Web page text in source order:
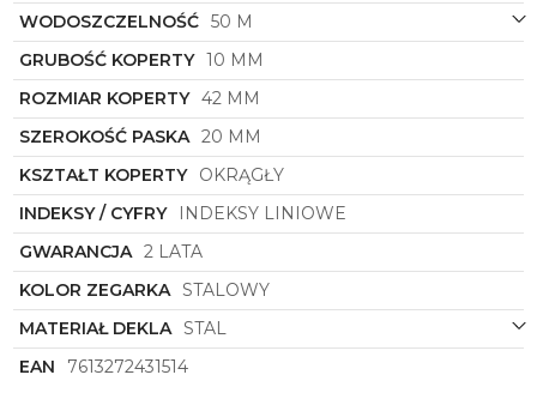
narzędzie do mierzenia czasu, ale także wyjątkowy
dodatek, który podkreśla osobisty styl i charakter
jego właściciela.
Dla mężczyzny, który ceni sobie perfekcyjny design,
niezawodność i prestiż marki Boss, ten zegarek z
pewnością stanie się ulubionym akcesorium na
wiele lat. Niech symbol1513869
najważniejszych chwilach, podkreślając Twoją
wyjątkową osobowość i niebanalny gust.
WODOSZCZELNOŚĆ 50 M
GRUBOŚĆ KOPERTY 10 MM
ROZMIAR KOPERTY 42 MM
SZEROKOŚĆ PASKA 20 MM
KSZTAŁT KOPERTY OKRĄGŁY
INDEKSY / CYFRY
INDEKSY LINIOWE
GWARANCJA 2 LATA
KOLOR ZEGARKA STALOWY
MATERIAŁ DEKLA STAL
EAN
7613272431514